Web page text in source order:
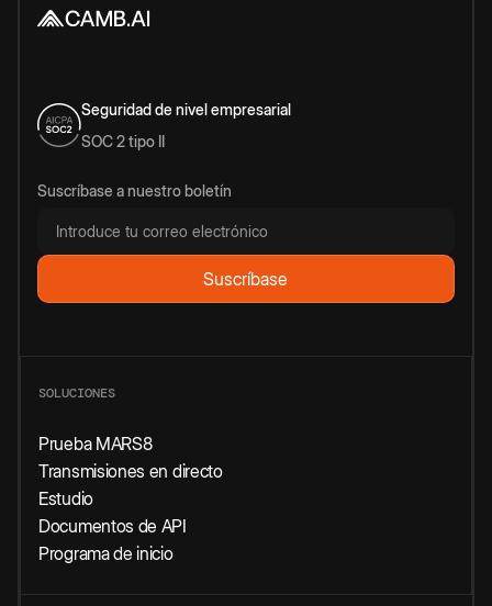
Seguridad de nivel empresarial
SOC 2 tipo II
Suscríbase a nuestro boletín
SOLUCIONES
Prueba MARS8
Transmisiones en directo
Estudio
Documentos de API
Programa de inicio